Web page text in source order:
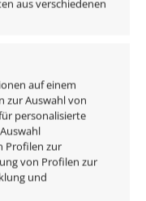
aus verschiedenen
auf einem
zur Auswahl von
personalisierte
Profilen zur
von Profilen zur
und